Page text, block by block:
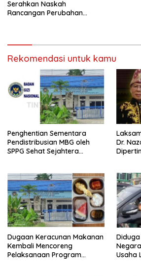
Serahkan Naskah
Rancangan Perubahan
Rekomendasi untuk kamu
Penghentian Sementara
Pendistribusian MBG oleh
SPPG Sehat Sejahtera
Dr.
Dugaan Keracunan Makanan
Kembali Mencoreng
Pelaksanaan Program
Negara
Usaha